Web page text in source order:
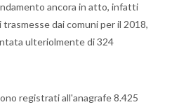
ancora in atto, infatti
dai comuni per il 2018,
ulteriolmente di 324
registrati all'anagrafe 8.425